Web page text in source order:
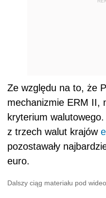
Ze względu na to, że
mechanizmie ERM II,
kryterium walutowego.
z trzech walut krajów
pozostawały
euro.
Dalszy ciąg materiału pod wideo